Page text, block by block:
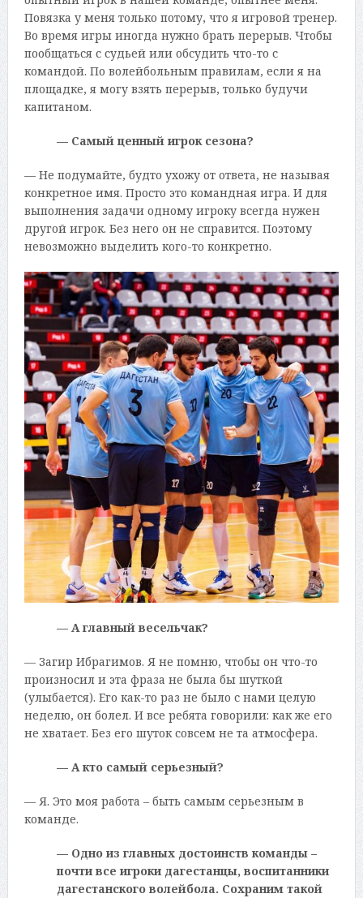
Повязка у меня только потому, что я игровой тренер.
Во время игры иногда нужно брать перерыв. Чтобы
пообщаться с судьей или обсудить что-то с
командой. По волейбольным правилам, если я на
площадке, я могу взять перерыв, только будучи
капитаном.
— Самый ценный игрок сезона?
— Не подумайте, будто ухожу от ответа, не называя
конкретное имя. Просто это командная игра. И для
выполнения задачи одному игроку всегда нужен
другой игрок. Без него он не справится. Поэтому
невозможно выделить кого-то конкретно.
— А главный весельчак?
— Загир Ибрагимов. Я не помню, чтобы он что-то
произносил и эта фраза не была бы шуткой
(улыбается). Его как-то раз не было с нами целую
неделю, он болел. И все ребята говорили: как же его
не хватает. Без его шуток совсем не та атмосфера.
— А кто самый серьезный?
— Я. Это моя работа – быть самым серьезным в
команде.
— Одно из главных достоинств команды –
почти все игроки дагестанцы, воспитанники
дагестанского волейбола. Сохраним такой